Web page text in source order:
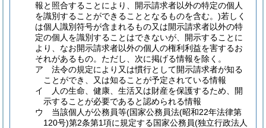
報と照合することにより、開示請求者以外の特定の個人
を識別することができることとなるものを含む。)若しく
は個人識別符号が含まれるもの又は開示請求者以外の特
定の個人を識別することはできないが、開示することに
より、なお開示請求者以外の個人の権利利益を害するお
それがあるもの。 ただし、次に掲げる情報を除く。
ア
法令の規定により又は慣行として開示請求者が知る
ことができ、又は知ることが予定されている情報
イ
人の生命、健康、生活又は財産を保護するため、開
示することが必要であると認められる情報
ウ
当該個人が公務員等(国家公務員法(昭和22年法律第
120号)第2条第1項に規定する国家公務員(独立行政法人